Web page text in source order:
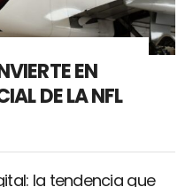
EN
DE LA NFL
la tendencia que